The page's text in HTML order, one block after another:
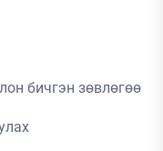
бичгэн зөвлөгөө